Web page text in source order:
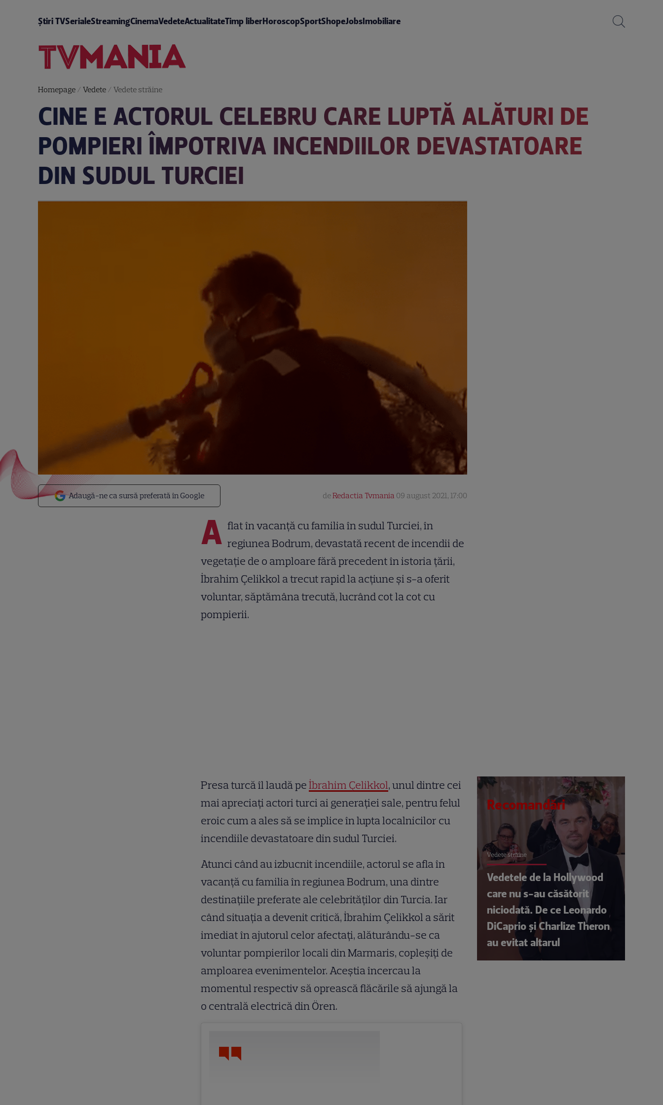
Știri TVSerialeStreamingCinemaVedeteActualitateTimp liberHoroscopSportShopeJobsImobiliare
Homepage/ Vedete/ Vedete străine
CINE E ACTORUL CELEBRU CARE LUPTĂ ALĂTURI DE
POMPIERI ÎMPOTRIVA INCENDIILOR DEVASTATOARE
DIN SUDUL TURCIEI
Adaugă-ne ca sursă preferată în Google deRedactia Tvmania 09 august 2021, 17:00
A flat în vacanță cu familia în sudul Turciei, în
regiunea Bodrum, devastată recent de incendii de
vegetație de o amploare fără precedent în istoria țării,
İbrahim Çelikkol a trecut rapid la acțiune și s-a oferit
voluntar, săptămâna trecută, lucrând cot la cot cu
pompierii.
Presa turcă îl laudă peİbrahim Çelikkol, unul dintre cei
mai apreciați actori turci ai generației sale, pentru felul
eroic cum a ales să se implice în lupta localnicilor cu
incendiile devastatoare din sudul Turciei.
Atunci când au izbucnit incendiile, actorul se afla în
vacanță cu familia în regiunea Bodrum, una dintre
destinațiile preferate ale celebrităților din Turcia. Iar
când situația a devenit critică, İbrahim Çelikkol a sărit
imediat în ajutorul celor afectați, alăturându-se ca
voluntar pompierilor locali din Marmaris, copleșiți de
amploarea evenimentelor. Aceștia încercau la
momentul respectiv să oprească flăcările să ajungă la
o centrală electrică din Ören.
Recomandări
Vedete străine
Vedetele de la Hollywood
care nu s-au căsătorit
niciodată. De ce Leonardo
DiCaprio și Charlize Theron
au evitat altarul